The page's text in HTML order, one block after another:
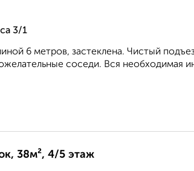
3/1
6 метров, застеклена. Чистый
соседи. Вся необходимая
38м², 4/5 этаж